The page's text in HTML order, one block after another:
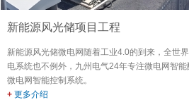
新能源风光储项目工程
新能源风光储微电网随着工业4.0的到来，全世
电系统也不例外，九州电气24年专注微电网智
微电网智能控制系统。
+ 更多介绍